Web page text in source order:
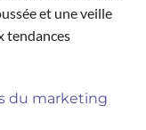
et une veille
tendances
du marketing